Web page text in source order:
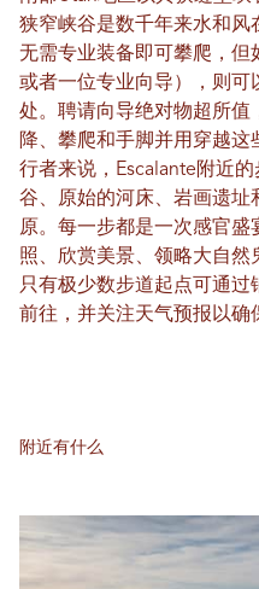
狭窄峡谷是数千年来水和风
无需专业装备即可攀爬，
或者一位专业向导），则可
处。聘请向导绝对物超所值
降、攀​​爬和手脚并用穿越
行者来说，Escalante附近
谷、原始的河床、岩画遗址
原。每一步都是一次感官
照、欣赏美景、领略大自然
只有极少数步道起点可通
前往，并关注天气预报以确
附近有什么